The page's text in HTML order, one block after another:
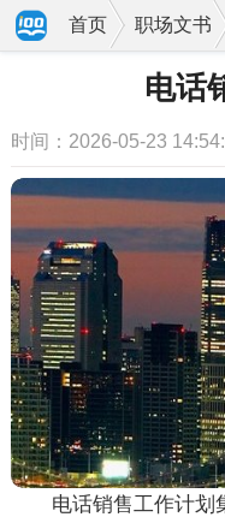
首页 职场文书
电话
时间：2026-05-23
电话销售工作计划